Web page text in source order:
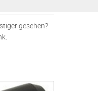
gesehen?